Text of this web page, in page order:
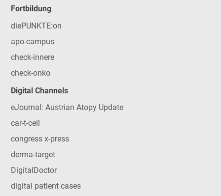
Fortbildung
diePUNKTE:on
apo-campus
check-innere
check-onko
Digital Channels
eJournal: Austrian Atopy Update
car-t-cell
congress x-press
derma-target
DigitalDoctor
digital patient cases